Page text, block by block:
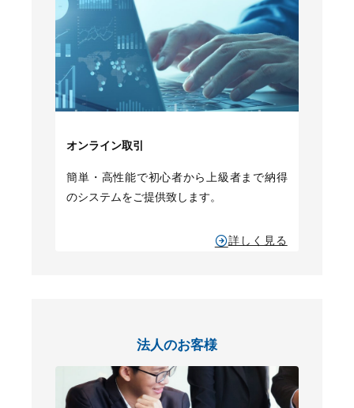
オンライン取引
簡単・高性能で初心者から上級者まで納得
のシステムをご提供致します。
詳しく見る
法人のお客様